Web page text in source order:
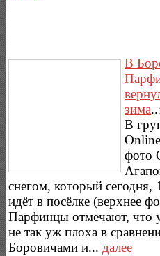
В
зима..
В
фото
снегом, который сегодня,
идёт в посёлке (верхнее
Парфинцы отмечают, что
не так уж плоха в
Боровичами и...далее